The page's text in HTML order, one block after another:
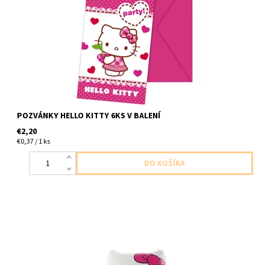
POZVÁNKY HELLO KITTY 6KS V BALENÍ
€2,20
€0,37 / 1 ks